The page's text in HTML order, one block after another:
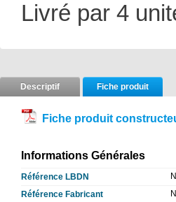
Livré par 4
Descriptif Fiche produit
Fiche produit
Informations Générales
Référence LBDN
Référence Fabricant